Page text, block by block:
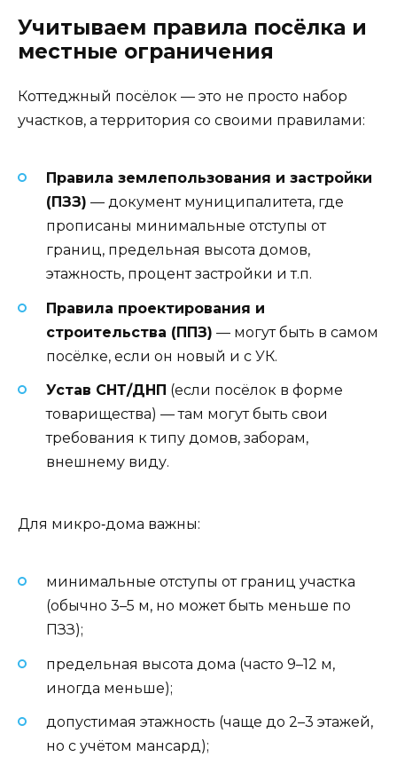
Учитываем правила посёлка и
местные ограничения
Коттеджный посёлок — это не просто набор
участков, а территория со своими правилами:
Правила землепользования и застройки
(ПЗЗ) — документ муниципалитета, где
прописаны минимальные отступы от
границ, предельная высота домов,
этажность, процент застройки и т.п.
Правила проектирования и
строительства (ППЗ) — могут быть в самом
посёлке, если он новый и с УК.
Устав СНТ/ДНП (если посёлок в форме
товарищества) — там могут быть свои
требования к типу домов, заборам,
внешнему виду.
Для микро‑дома важны:
минимальные отступы от границ участка
(обычно 3–5 м, но может быть меньше по
ПЗЗ);
предельная высота дома (часто 9–12 м,
иногда меньше);
допустимая этажность (чаще до 2–3 этажей,
но с учётом мансард);